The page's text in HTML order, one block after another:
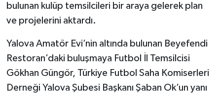
bulunan kulüp temsilcileri bir araya gelerek plan
ve projelerini aktardı.
Yalova Amatör Evi’nin altında bulunan Beyefendi
Restoran’daki buluşmaya Futbol İl Temsilcisi
Gökhan Güngör, Türkiye Futbol Saha Komiserleri
Derneği Yalova Şubesi Başkanı Şaban Ok’un yanı